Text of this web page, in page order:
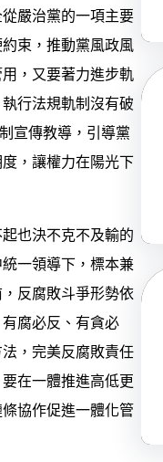
嚴治黨的一項主要
束，推動黨風政風
，又要著力進步軌
行法規軌制沒有破
宣傳教導，引導黨
，讓權力在陽光下
也決不克不及輸的
一領導下，標本兼
反腐敗斗爭形勢依
腐必反、有貪必
，完美反腐敗責任
在一體推進高低更
協作促進一體化管